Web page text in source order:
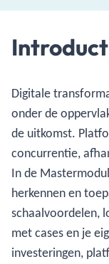
Digitale
onder de
de uitkomst.
concurrentie,
In de
herkennen en
schaalvoordelen,
met cases en je
investeringen,